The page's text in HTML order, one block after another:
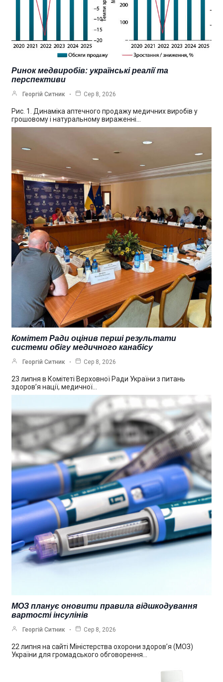
Ринок медвиробів: українські реалії та
перспективи
Георгій Ситник Сер 8, 2026
Рис. 1. Динаміка аптечного продажу медичних виробів у
грошовому і натуральному вираженні…
Комітет Ради оцінив перші результати
системи обігу медичного канабісу
Георгій Ситник Сер 8, 2026
23 липня в Комітеті Верховної Ради України з питань
здоров’я нації, медичної…
МОЗ планує оновити правила відшкодування
вартості інсулінів
Георгій Ситник Сер 8, 2026
22 липня на сайті Міністерства охорони здоров’я (МОЗ)
України для громадського обговорення…